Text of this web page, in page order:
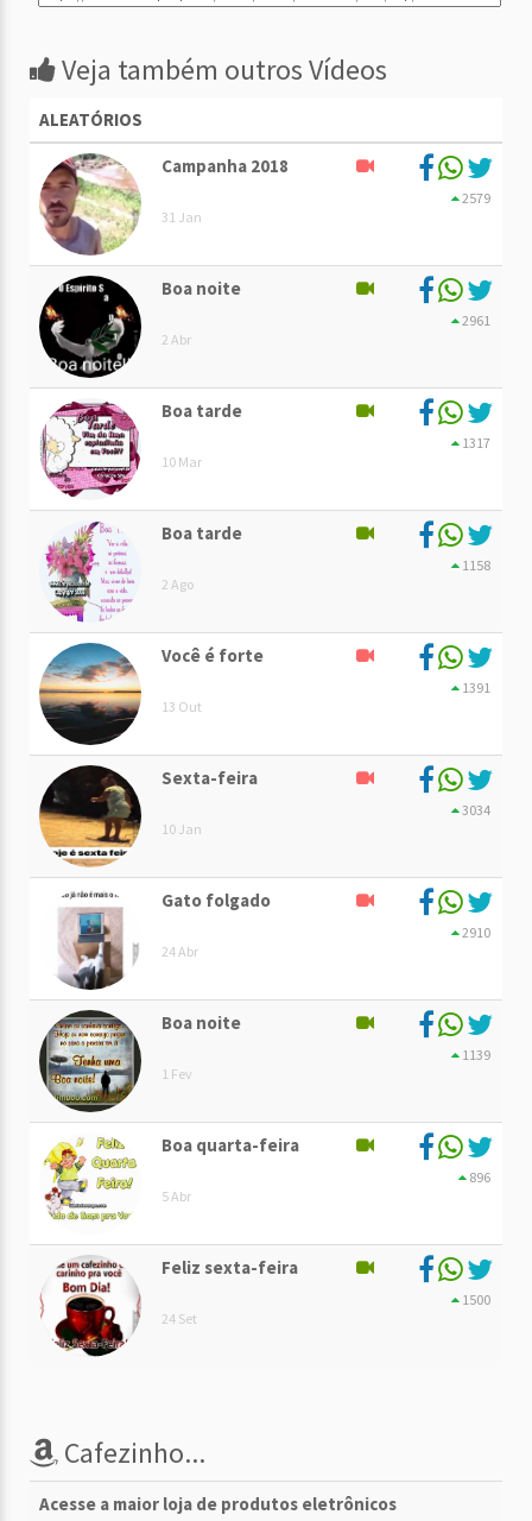
Veja também outros Vídeos
ALEATÓRIOS
Campanha 2018
31 Jan
2579
Boa noite
2 Abr
2961
Boa tarde
10 Mar
1317
Boa tarde
2 Ago
1158
Você é forte
13 Out
1391
Sexta-feira
10 Jan
3034
Gato folgado
24 Abr
2910
Boa noite
1 Fev
1139
Boa quarta-feira
5 Abr
896
Feliz sexta-feira
24 Set
1500
Cafezinho...
Acesse a maior loja de produtos eletrônicos